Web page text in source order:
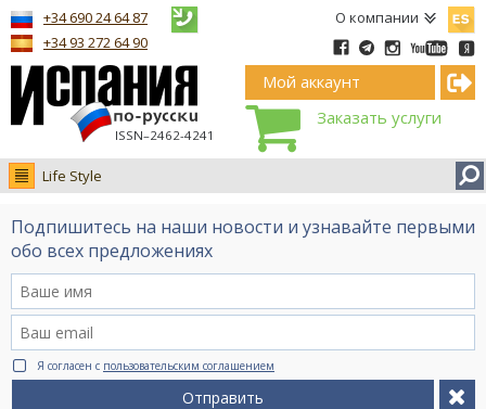
О компании
ISSN–2462-4241
+34 690 24 64 87
+34 93 272 64 90
Мой аккаунт
Заказать услуги
Life Style
Новости
Интервью
Видео Ruso.TV
BCN life
Сервис на немецком
Подпишитесь на наши новости и узнавайте первыми
обо всех предложениях
Я согласен с пользовательским соглашением
Отправить